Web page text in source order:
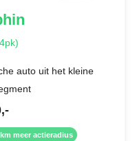
auto uit het kleine
,-
meer actieradius